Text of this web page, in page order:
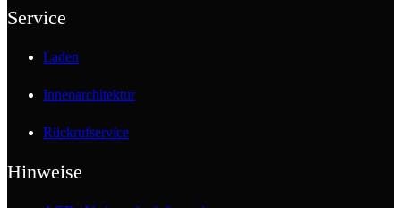
Service
Laden
Innenarchitektur
Rückrufservice
Hinweise